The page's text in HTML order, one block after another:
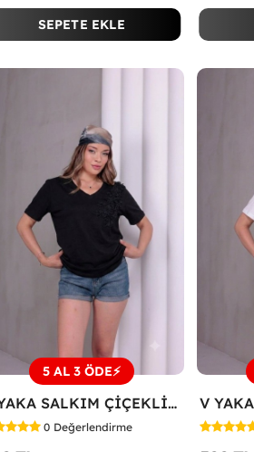
SEPETE EKLE
5 AL 3 ÖDE⚡
V YAKA SALKIM ÇİÇEKLİ TİŞÖRT Siyah
0 Değerlendirme